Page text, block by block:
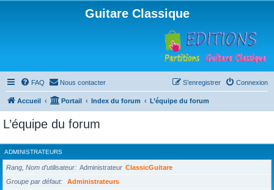
Guitare Classique
FAQ Nous contacter Connexion
S’enregistrer
Accueil Portail Index du forum L’équipe du forum
L’équipe du forum
ADMINISTRATEURS
Rang, Nom d’utilisateur Administrateur ClassicGuitare
Groupe par défaut
Administrateurs